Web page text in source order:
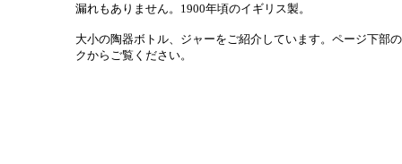
漏れもありません。1900年頃のイギリス製。
大小の陶器ボトル、ジャーをご紹介しています。ページ下部
クからご覧ください。